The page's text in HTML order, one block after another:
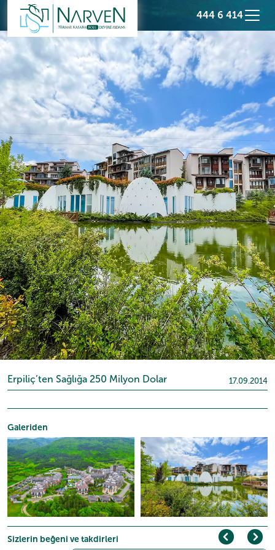
444 6 414
Galeriden
Sizlerin beğeni ve takdirleri
Erpiliç’ten Sağlığa 250 Milyon Dolar 17.09.2014